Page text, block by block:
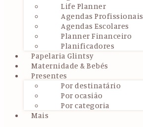
Life Planner
Agendas Profissionais
Agendas Escolares
Planner Financeiro
Planificadores
Papelaria Glintsy
Maternidade & Bebés
Presentes
Por destinatário
Por ocasião
Por categoria
Mais